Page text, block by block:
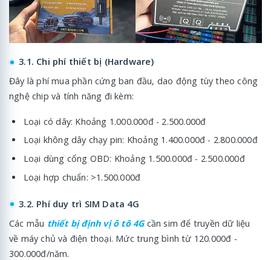
3.1. Chi phí thiết bị (Hardware)
Đây là phí mua phần cứng ban đầu, dao động tùy theo công
nghệ chip và tính năng đi kèm:
Loại có dây: Khoảng 1.000.000đ - 2.500.000đ
Loại không dây chạy pin: Khoảng 1.400.000đ - 2.800.000đ
Loại dùng cổng OBD: Khoảng 1.500.000đ - 2.500.000đ
Loại hợp chuẩn: >1.500.000đ
3.2. Phí duy trì SIM Data 4G
Các mẫu thiết bị định vị ô tô 4Gcần sim để truyền dữ liệu
về máy chủ và điện thoại. Mức trung bình từ 120.000đ -
300.000đ/năm.